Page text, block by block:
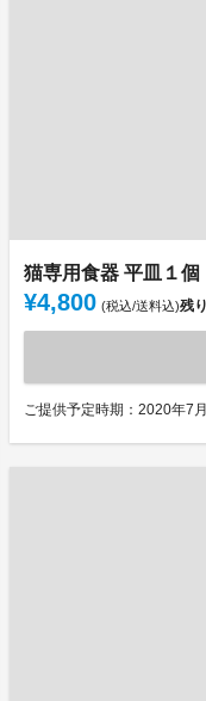
猫専用食器 平皿１個
¥4,800 (税込/送料込)残り
ご提供予定時期：2020年7